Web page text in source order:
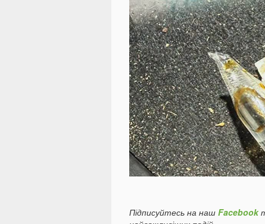
Підписуйтесь на наш Facebook